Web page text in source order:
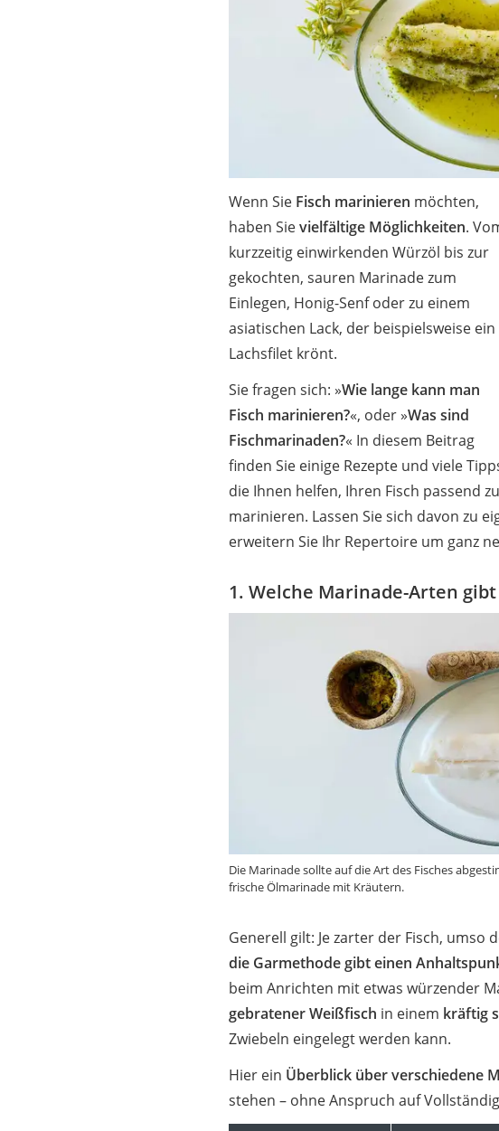
Sojasauce
MCT-Öl
Müsli ohne Zuckerzusatz
Service
Wenn Sie Fisch marinieren möchten,
haben Sievielfältige Möglichkeiten.
kurzzeitig einwirkenden Würzöl bis zur
gekochten, sauren Marinade zum
Einlegen, Honig-Senf oder zu einem
asiatischen Lack, der beispielsweise ein
Lachsfilet krönt.
Sie fragen sich: »Wie lange kann man
Fisch marinieren?«, oder »Was sind
Fischmarinaden?« In diesem Beitrag
finden Sie einige Rezepte und viele
die Ihnen helfen, Ihren Fisch passend zu
marinieren. Lassen Sie sich davon zu
erweitern Sie Ihr Repertoire um ganz
1. Welche Marinade-Arten
Die Marinade sollte auf die Art des Fisches
frische Ölmarinade mit Kräutern.
Generell gilt: Je zarter der Fisch, umso
die Garmethode gibt einen
beim Anrichten mit etwas würzender
gebratener Weißfisch in einem kräftig
Zwiebeln eingelegt werden kann.
Hier ein Überblick über verschiedene
stehen – ohne Anspruch auf